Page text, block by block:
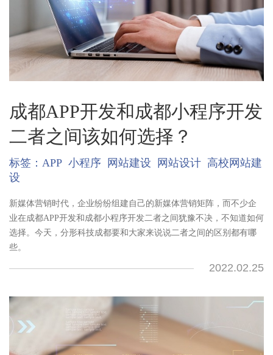
成都APP开发和成都小程序开发
二者之间该如何选择？
标签： APP 小程序 网站建设 网站设计 高校网站建
设
新媒体营销时代，企业纷纷组建自己的新媒体营销矩阵，而不少企
业在成都APP开发和成都小程序开发二者之间犹豫不决，不知道如何
选择。今天，分形科技成都要和大家来说说二者之间的区别都有哪
些。
2022.02.25